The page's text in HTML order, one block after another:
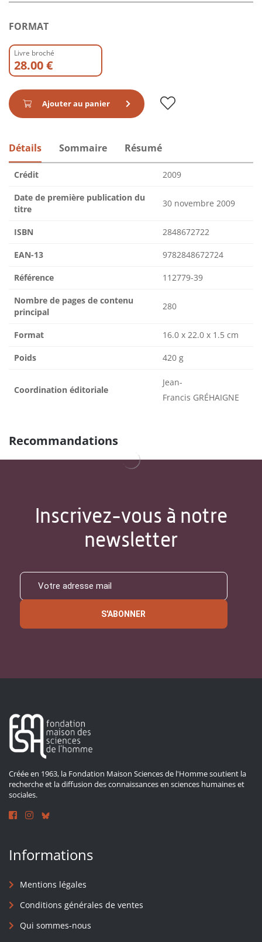
FORMAT
Livre broché
28.00 €
Ajouter au panier
Détails Sommaire Résumé
Crédit 2009
Date de première publication du
titre
30 novembre 2009
ISBN 2848672722
EAN-13 9782848672724
Référence 112779-39
Nombre de pages de contenu
principal
280
Format 16.0 x 22.0 x 1.5 cm
Poids 420 g
Coordination éditoriale
Jean-
Francis GRÉHAIGNE
Recommandations
Inscrivez-vous à notre
newsletter
S'ABONNER
Créée en 1963, la Fondation Maison Sciences de l'Homme soutient la
recherche et la diffusion des connaissances en sciences humaines et
sociales.
Informations
Mentions légales
Conditions générales de ventes
Qui sommes-nous